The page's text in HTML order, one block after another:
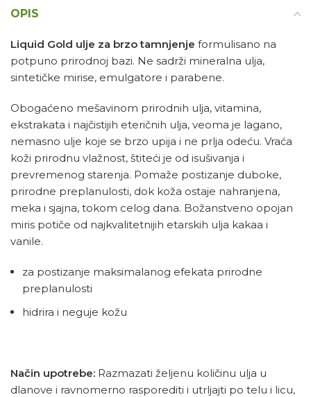
OPIS
Liquid Gold ulje za brzo tamnjenje formulisano na
potpuno prirodnoj bazi. Ne sadrži mineralna ulja,
sintetičke mirise, emulgatore i parabene.
Obogaćeno mešavinom prirodnih ulja, vitamina,
ekstrakata i najčistijih eteričnih ulja, veoma je lagano,
nemasno ulje koje se brzo upija i ne prlja odeću. Vraća
koži prirodnu vlažnost, štiteći je od isušivanja i
prevremenog starenja. Pomaže postizanje duboke,
prirodne preplanulosti, dok koža ostaje nahranjena,
meka i sjajna, tokom celog dana. Božanstveno opojan
miris potiče od najkvalitetnijih etarskih ulja kakaa i
vanile.
za postizanje maksimalanog efekata prirodne
preplanulosti
hidrira i neguje kožu
Način upotrebe: Razmazati željenu količinu ulja u
dlanove i ravnomerno rasporediti i utrljajti po telu i licu,